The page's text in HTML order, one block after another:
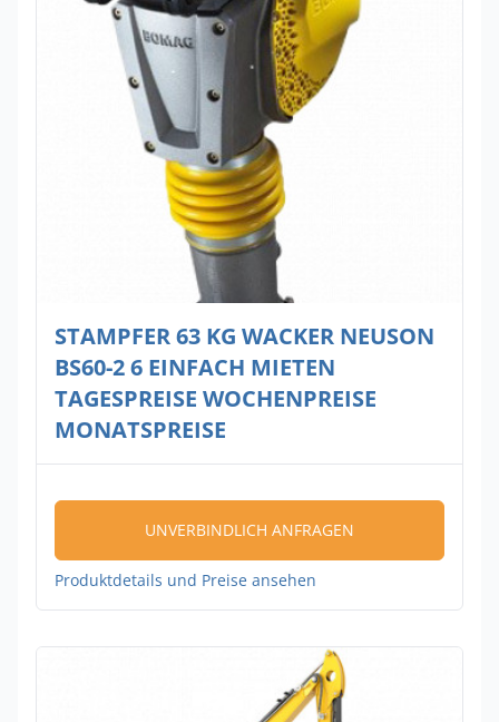
STAMPFER 63 KG WACKER NEUSON
BS60-2 6 EINFACH MIETEN
TAGESPREISE WOCHENPREISE
MONATSPREISE
UNVERBINDLICH ANFRAGEN
Produktdetails und Preise ansehen